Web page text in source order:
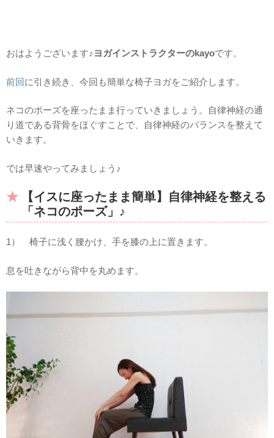
おはようございます♪ ヨガインストラクターのkayoです。
前回に引き続き、今回も簡単な椅子ヨガをご紹介します。
ネコのポーズを座ったまま行っていきましょう。自律神経の通
り道である背骨をほぐすことで、自律神経のバランスを整えて
いきます。
では早速やってみましょう♪
【イスに座ったまま簡単】自律神経を整える
「ネコのポーズ」♪
1） 椅子に浅く腰かけ、手を膝の上に置きます。
息を吐きながら背中を丸めます。